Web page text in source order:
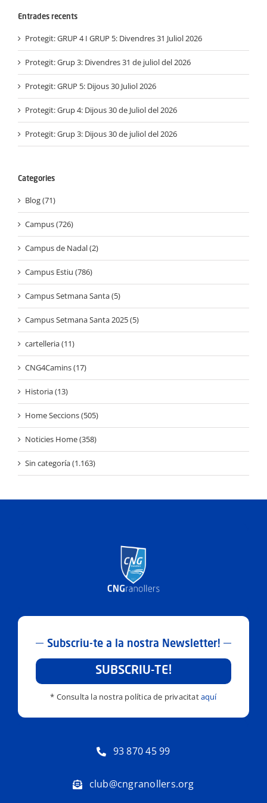
Entrades recents
Protegit: GRUP 4 I GRUP 5: Divendres 31 Juliol 2026
Protegit: Grup 3: Divendres 31 de juliol del 2026
Protegit: GRUP 5: Dijous 30 Juliol 2026
Protegit: Grup 4: Dijous 30 de Juliol del 2026
Protegit: Grup 3: Dijous 30 de juliol del 2026
Categories
Blog (71)
Campus (726)
Campus de Nadal (2)
Campus Estiu (786)
Campus Setmana Santa (5)
Campus Setmana Santa 2025 (5)
cartelleria (11)
CNG4Camins (17)
Historia (13)
Home Seccions (505)
Noticies Home (358)
Sin categoría (1.163)
Subscriu-te a la nostra Newsletter!
SUBSCRIU-TE!
* Consulta la nostra política de privacitataquí
93 870 45 99
club@cngranollers.org